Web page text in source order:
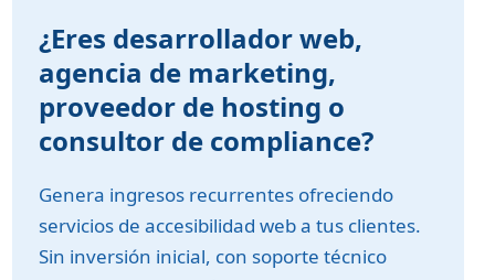
¿Eres desarrollador web,
agencia de marketing,
proveedor de hosting o
consultor de compliance?
Genera ingresos recurrentes ofreciendo
servicios de accesibilidad web a tus clientes.
Sin inversión inicial, con soporte técnico